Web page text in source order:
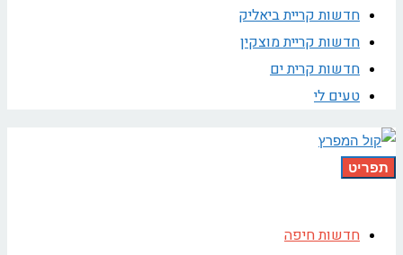
חדשות קריית ביאליק
חדשות קריית מוצקין
חדשות קרית ים
טעים לי
תפריט
חדשות חיפה